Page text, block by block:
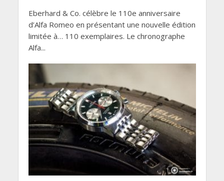
Eberhard & Co. célèbre le 110e anniversaire
d’Alfa Romeo en présentant une nouvelle édition
limitée à… 110 exemplaires. Le chronographe
Alfa...